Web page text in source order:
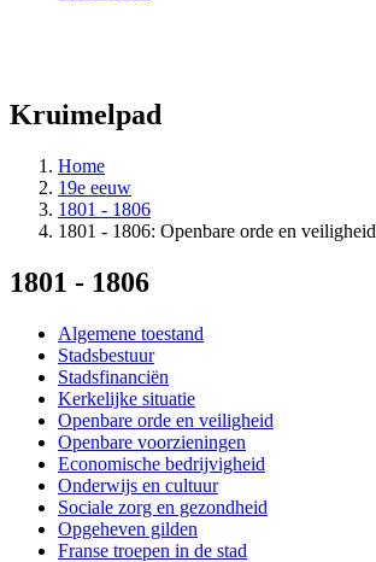
Kruimelpad
Home
19e eeuw
1801 - 1806
1801 - 1806: Openbare orde en veiligheid
1801 - 1806
Algemene toestand
Stadsbestuur
Stadsfinanciën
Kerkelijke situatie
Openbare orde en veiligheid
Openbare voorzieningen
Economische bedrijvigheid
Onderwijs en cultuur
Sociale zorg en gezondheid
Opgeheven gilden
Franse troepen in de stad